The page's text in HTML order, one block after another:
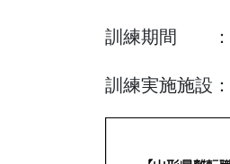
訓練期間 ：令
訓練実施施設